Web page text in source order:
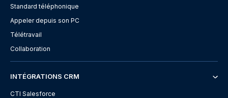
Standard téléphonique
Appeler depuis son PC
Télétravail
Collaboration
INTÉGRATIONS CRM
CTI Salesforce